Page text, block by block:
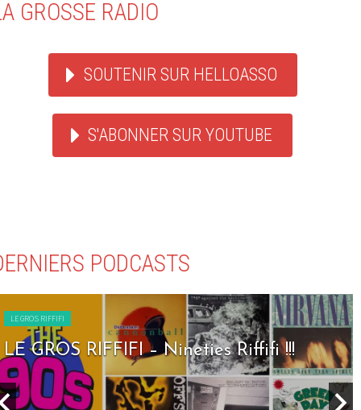
GROSSE RADIO
SOUTENIR SUR HELLOASSO
S'ABONNER SUR YOUTUBE
PODCASTS
LE GROS RIFFIFI
LE GROS RIFFIFI – Nineties Riffifi !!!